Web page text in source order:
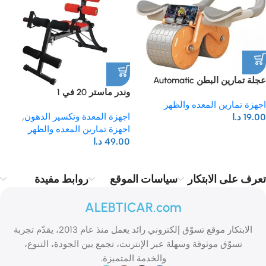
عجلة تمارين البطن Automatic
اجهزة تمارين المعده والظهر
19.00 د.ا
وندر ماستر 20 في 1
اجهزة المعدة وتكسير الدهون,
اجهزة تمارين المعده والظهر
49.00 د.ا
تعرف على الابتكار سياسات الموقع روابط مفيدة
ALEBTICAR.com
الابتكار موقع تسوّق إلكتروني رائد يعمل منذ عام 2013، يقدّم تجربة
تسوّق موثوقة وسهلة عبر الإنترنت، تجمع بين الجودة، التنوع،
والخدمة المتميزة.